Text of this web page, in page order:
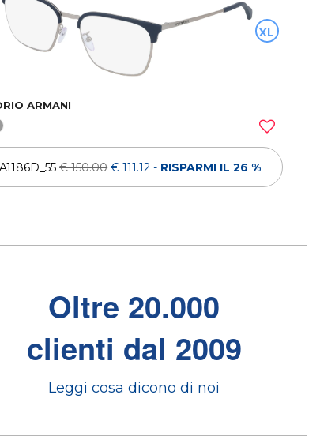
XL
ARMANI
€ 150.00 € 111.12 - RISPARMI IL 26 %
Oltre 20.000
clienti dal 2009
Leggi cosa dicono di noi